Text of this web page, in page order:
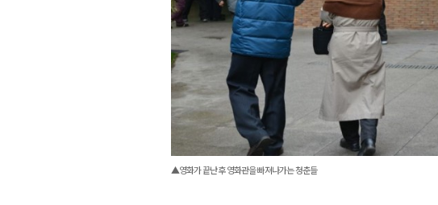
▲영화가 끝난 후 영화관을 빠져나가는 청춘들